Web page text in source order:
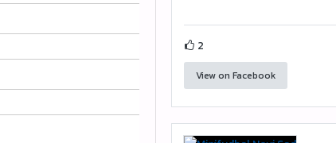
2
View on Facebook